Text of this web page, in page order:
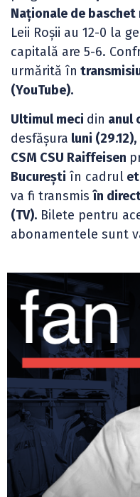
Naționale de
Leii Roșii au 12-0 la
capitală are 5-6.
urmărită în
(YouTube).
Ultimul meci din anul
desfășura luni
CSM CSU Raiffeisen
București în cadrul
va fi transmisîn
(TV). Bilete pentru
abonamentele sunt